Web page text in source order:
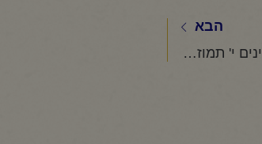
הבא
החיד"א-שיעור בתניא ובגובה העינים י' תמוז תשפ"ו